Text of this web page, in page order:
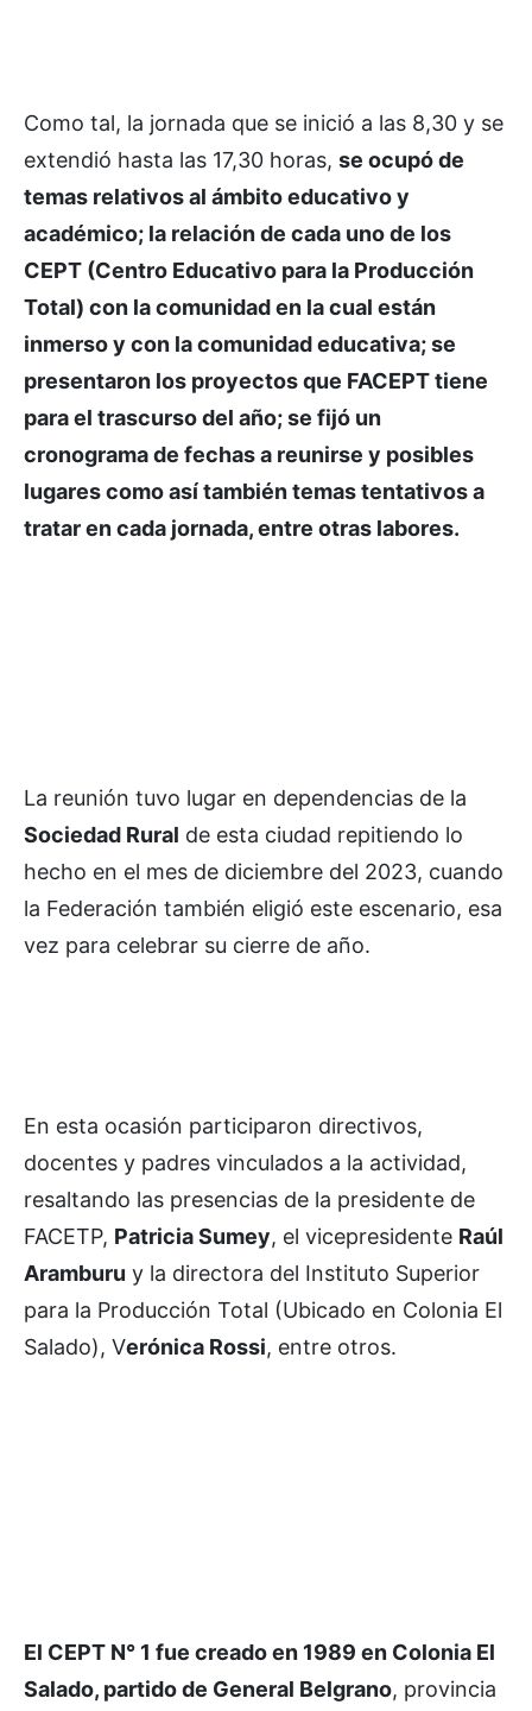
Como tal, la jornada que se inició a las 8,30 y se
extendió hasta las 17,30 horas, se ocupó de
temas relativos al ámbito educativo y
académico; la relación de cada uno de los
CEPT (Centro Educativo para la Producción
Total) con la comunidad en la cual están
inmerso y con la comunidad educativa; se
presentaron los proyectos que FACEPT tiene
para el trascurso del año; se fijó un
cronograma de fechas a reunirse y posibles
lugares como así también temas tentativos a
tratar en cada jornada, entre otras labores.
La reunión tuvo lugar en dependencias de la
Sociedad Rural de esta ciudad repitiendo lo
hecho en el mes de diciembre del 2023, cuando
la Federación también eligió este escenario, esa
vez para celebrar su cierre de año.
En esta ocasión participaron directivos,
docentes y padres vinculados a la actividad,
resaltando las presencias de la presidente de
FACETP, Patricia Sumey, el vicepresidente Raúl
Aramburu y la directora del Instituto Superior
para la Producción Total (Ubicado en Colonia El
Salado), Verónica Rossi, entre otros.
El CEPT N° 1 fue creado en 1989 en Colonia El
Salado, partido de General Belgrano, provincia